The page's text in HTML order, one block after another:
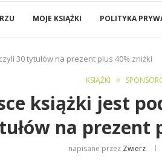
MOJE KSIĄŻKI POLITYKA
30 tytułów na prezent plus 40% zniżki
KSIĄŻKI
książki jest
na prezent
napisane przez Zwierz